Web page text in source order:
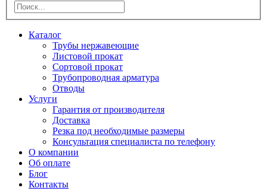
Каталог
Трубы нержавеющие
Листовой прокат
Сортовой прокат
Трубопроводная арматура
Отводы
Услуги
Гарантия от производителя
Доставка
Резка под необходимые размеры
Консультация специалиста по телефону
О компании
Об оплате
Блог
Контакты